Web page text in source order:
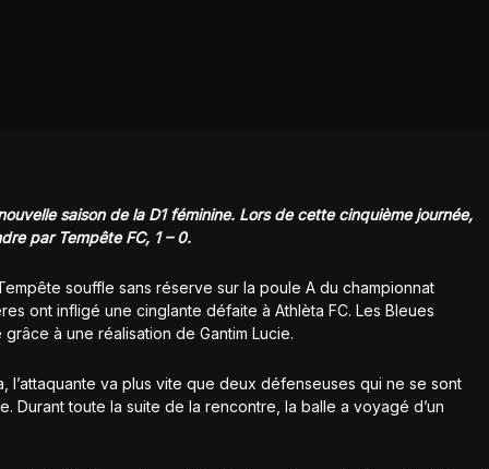
saison de la D1 féminine. Lors de cette cinquième journée,
par Tempête FC, 1 – 0.
souffle sans réserve sur la poule A du championnat
ont infligé une cinglante défaite à Athlèta FC. Les Bleues
à une réalisation de Gantim Lucie.
l’attaquante va plus vite que deux défenseuses qui ne se sont
Durant toute la suite de la rencontre, la balle a voyagé d’un